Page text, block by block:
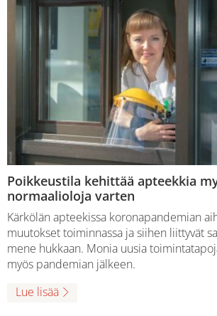
Poikkeustila kehittää apteekkia
normaalioloja varten
Kärkölän apteekissa koronapandemian
muutokset toiminnassa ja siihen liittyvät
mene hukkaan. Monia uusia
myös pandemian jälkeen.
Lue lisää